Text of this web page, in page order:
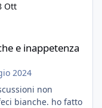
Ott
e inappetenza
2024
non
bianche. ho fatto